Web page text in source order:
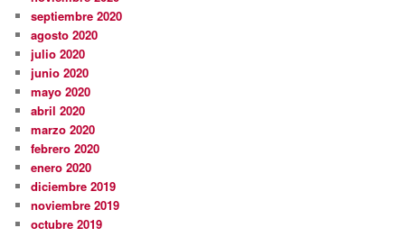
septiembre 2020
agosto 2020
julio 2020
junio 2020
mayo 2020
abril 2020
marzo 2020
febrero 2020
enero 2020
diciembre 2019
noviembre 2019
octubre 2019